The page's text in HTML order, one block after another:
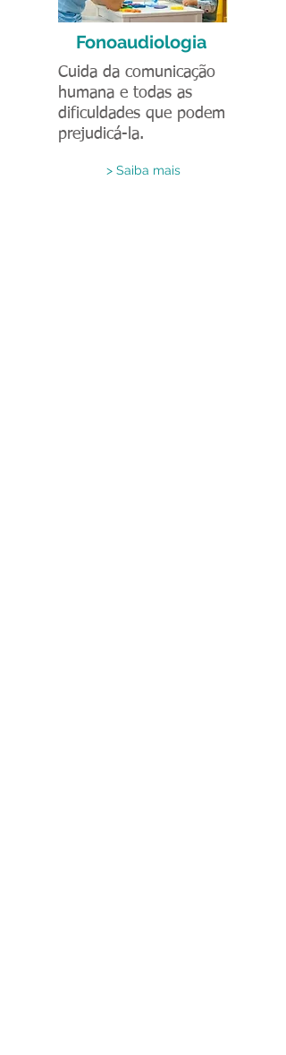
Fonoaudiologia
Cuida da comunicação
humana e todas as
dificuldades que podem
prejudicá-la.
> Saiba mais